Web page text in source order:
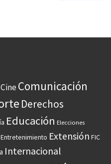
CineComunicación
Derechos
Educación Elecciones
Entretenimiento Extensión FIC
Internacional